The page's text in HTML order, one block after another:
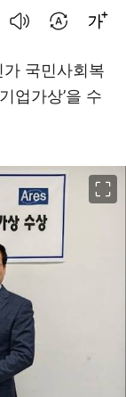
국민사회복
업가상’을 수